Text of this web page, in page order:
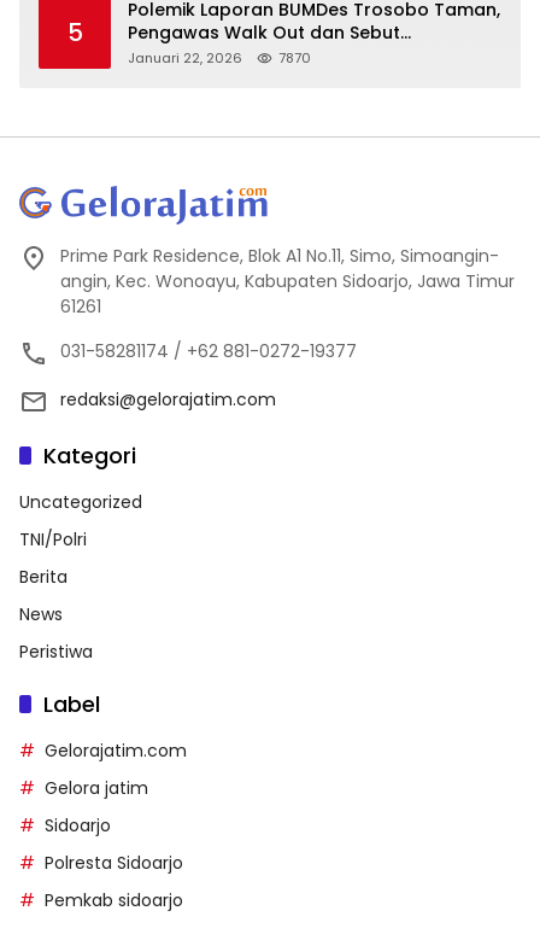
5
Polemik Laporan BUMDes Trosobo Taman,
Pengawas Walk Out dan Sebut
Kejanggalan
Januari 22, 2026 7870
Prime Park Residence, Blok A1 No.11, Simo, Simoangin-
angin, Kec. Wonoayu, Kabupaten Sidoarjo, Jawa Timur
61261
031-58281174 / +62 881-0272-19377
redaksi@gelorajatim.com
Kategori
Uncategorized
TNI/Polri
Berita
News
Peristiwa
Label
Gelorajatim.com
Gelora jatim
Sidoarjo
Polresta Sidoarjo
Pemkab sidoarjo